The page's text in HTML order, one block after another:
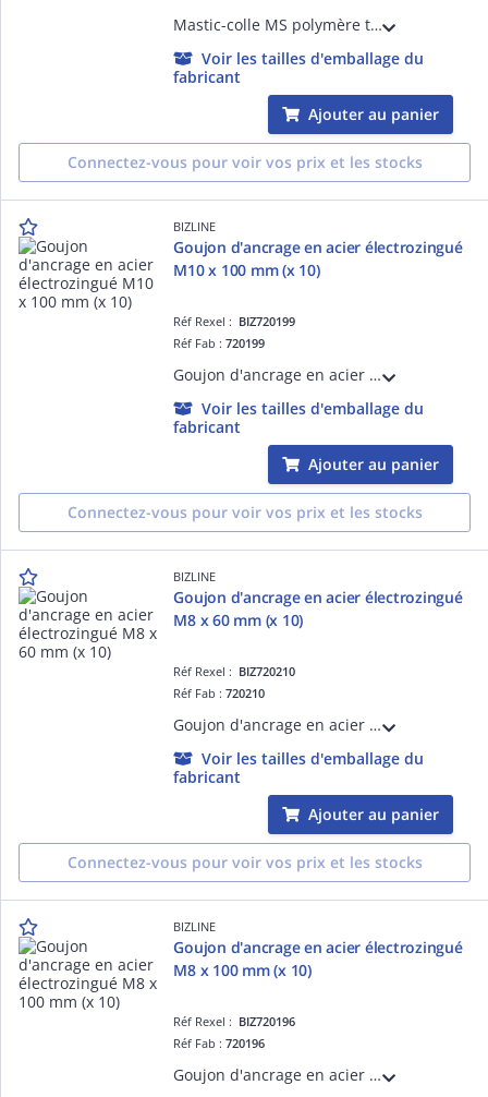
Mastic-colle MS polymère transparent 300 ml. Adhère sur la plupart des supports du bâtiment pour faire des joints étanches et collages souples sur une multitude de matériaux (bois, carrelage, céramique, acier, cuivre etc.). Peut se peindre.
Voir les tailles d'emballage du
fabricant
Ajouter au panier
Connectez-vous pour voir vos prix et les stocks
BIZLINE
Goujon d'ancrage en acier électrozingué
M10 x 100 mm (x 10)
Réf Rexel : BIZ720199
Réf Fab :720199
Goujon d'ancrage en acier électrozingué M10 x 100 mm (x 10) pour fixation lourde dans les matériaux pleins. Écrou et rondelle prémontés. Distance au bord, entraxe et épaisseur minimum du support faible. Profondeur d'ancrage réduite.
Voir les tailles d'emballage du
fabricant
Ajouter au panier
Connectez-vous pour voir vos prix et les stocks
BIZLINE
Goujon d'ancrage en acier électrozingué
M8 x 60 mm (x 10)
Réf Rexel : BIZ720210
Réf Fab :720210
Goujon d'ancrage en acier électrozingué M8 x 60 mm (x 10)
Voir les tailles d'emballage du
fabricant
Ajouter au panier
Connectez-vous pour voir vos prix et les stocks
BIZLINE
Goujon d'ancrage en acier électrozingué
M8 x 100 mm (x 10)
Réf Rexel : BIZ720196
Réf Fab :720196
Goujon d'ancrage en acier électrozingué M8 x 90mm (x 10) pour fixation lourde dans les matériaux pleins. Écrou et rondelle prémontés. Distance au bord, entraxe et épaisseur minimum du support faible. Profondeur d'ancrage réduite.